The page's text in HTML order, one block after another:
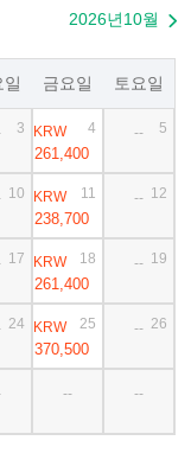
2026년10월 
일 금요일 토요일
3 KRW
261,400
4 -- 5
10 KRW
238,700
11 -- 12
17 KRW
261,400
18 -- 19
24 KRW
370,500
25 -- 26
-- --